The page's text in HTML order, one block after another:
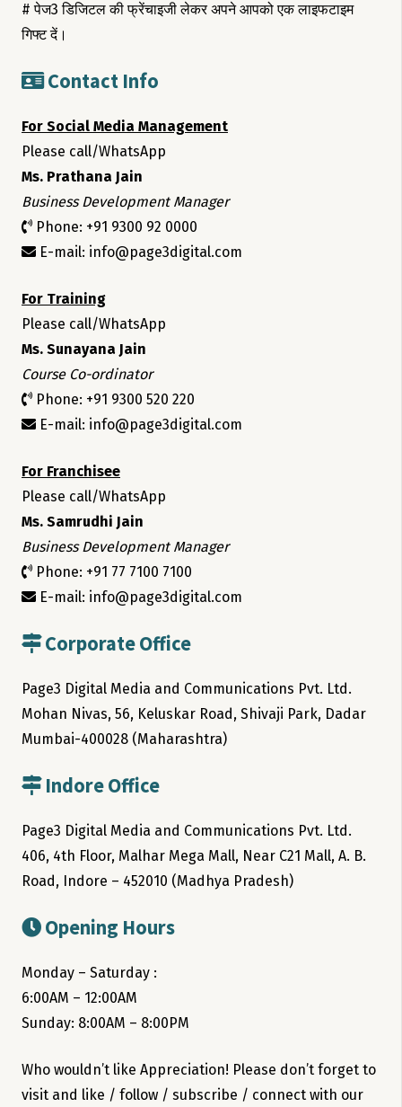
# पेज3 डिजिटल की फ्रेंचाइजी लेकर अपने आपको एक लाइफटाइम
गिफ्ट दें।
Contact Info
For Social Media Management
Please call/WhatsApp
Ms. Prathana Jain
Business Development Manager
Phone: +91 9300 92 0000
E-mail: info@page3digital.com
For Training
Please call/WhatsApp
Ms. Sunayana Jain
Course Co-ordinator
Phone: +91 9300 520 220
E-mail: info@page3digital.com
For Franchisee
Please call/WhatsApp
Ms. Samrudhi Jain
Business Development Manager
Phone: +91 77 7100 7100
E-mail: info@page3digital.com
Corporate Office
Page3 Digital Media and Communications Pvt. Ltd.
Mohan Nivas, 56, Keluskar Road, Shivaji Park, Dadar
Mumbai-400028 (Maharashtra)
Indore Office
Page3 Digital Media and Communications Pvt. Ltd.
406, 4th Floor, Malhar Mega Mall, Near C21 Mall, A. B.
Road, Indore – 452010 (Madhya Pradesh)
Opening Hours
Monday – Saturday :
6:00AM – 12:00AM
Sunday: 8:00AM – 8:00PM
Who wouldn’t like Appreciation! Please don’t forget to
visit and like / follow / subscribe / connect with our